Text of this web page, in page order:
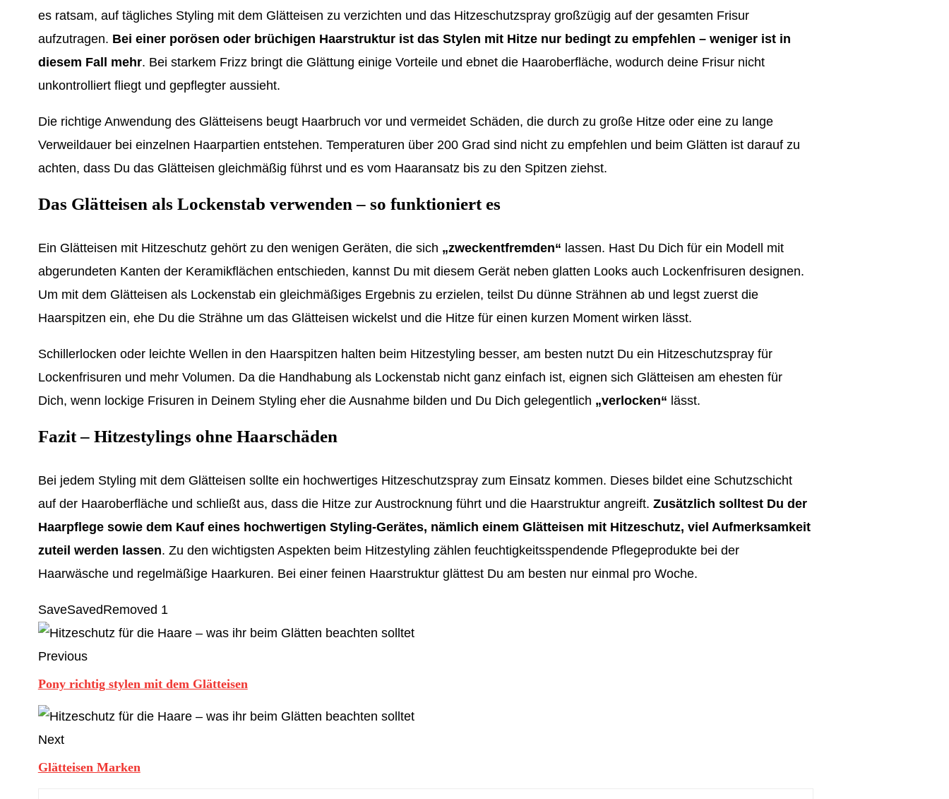
es ratsam, auf tägliches Styling mit dem Glätteisen zu verzichten und das Hitzeschutzspray großzügig auf der gesamten Frisur
aufzutragen. Bei einer porösen oder brüchigen Haarstruktur ist das Stylen mit Hitze nur bedingt zu empfehlen – weniger ist in
diesem Fall mehr. Bei starkem Frizz bringt die Glättung einige Vorteile und ebnet die Haaroberfläche, wodurch deine Frisur nicht
unkontrolliert fliegt und gepflegter aussieht.
Die richtige Anwendung des Glätteisens beugt Haarbruch vor und vermeidet Schäden, die durch zu große Hitze oder eine zu lange
Verweildauer bei einzelnen Haarpartien entstehen. Temperaturen über 200 Grad sind nicht zu empfehlen und beim Glätten ist darauf zu
achten, dass Du das Glätteisen gleichmäßig führst und es vom Haaransatz bis zu den Spitzen ziehst.
Das Glätteisen als Lockenstab verwenden – so funktioniert es
Ein Glätteisen mit Hitzeschutz gehört zu den wenigen Geräten, die sich „zweckentfremden“ lassen. Hast Du Dich für ein Modell mit
abgerundeten Kanten der Keramikflächen entschieden, kannst Du mit diesem Gerät neben glatten Looks auch Lockenfrisuren designen.
Um mit dem Glätteisen als Lockenstab ein gleichmäßiges Ergebnis zu erzielen, teilst Du dünne Strähnen ab und legst zuerst die
Haarspitzen ein, ehe Du die Strähne um das Glätteisen wickelst und die Hitze für einen kurzen Moment wirken lässt.
Schillerlocken oder leichte Wellen in den Haarspitzen halten beim Hitzestyling besser, am besten nutzt Du ein Hitzeschutzspray für
Lockenfrisuren und mehr Volumen. Da die Handhabung als Lockenstab nicht ganz einfach ist, eignen sich Glätteisen am ehesten für
Dich, wenn lockige Frisuren in Deinem Styling eher die Ausnahme bilden und Du Dich gelegentlich „verlocken“ lässt.
Fazit – Hitzestylings ohne Haarschäden
Bei jedem Styling mit dem Glätteisen sollte ein hochwertiges Hitzeschutzspray zum Einsatz kommen. Dieses bildet eine Schutzschicht
auf der Haaroberfläche und schließt aus, dass die Hitze zur Austrocknung führt und die Haarstruktur angreift. Zusätzlich solltest Du der
Haarpflege sowie dem Kauf eines hochwertigen Styling-Gerätes, nämlich einem Glätteisen mit Hitzeschutz, viel Aufmerksamkeit
zuteil werden lassen. Zu den wichtigsten Aspekten beim Hitzestyling zählen feuchtigkeitsspendende Pflegeprodukte bei der
Haarwäsche und regelmäßige Haarkuren. Bei einer feinen Haarstruktur glättest Du am besten nur einmal pro Woche.
SaveSavedRemoved 1
Previous
Pony richtig stylen mit dem Glätteisen
Next
Glätteisen Marken